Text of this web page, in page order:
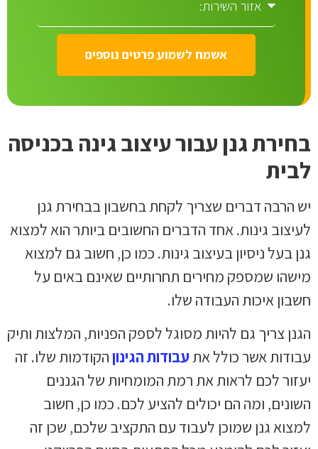
אשמח לשמוע פרטים נוספים
בחירת גנן עבור עיצוב גינה בכניסה
לבית
יש הרבה דברים שצריך לקחת בחשבון בבחירת גנן
לעיצוב גינות. אחד הדברים החשובים ביותר הוא למצוא
גנן בעל ניסיון בעיצוב גינות. כמו כן, חשוב גם למצוא
מישהו שמספק מחירים תחרותיים שאינם באים על
חשבון איכות העבודה שלו.
הגנן צריך גם להיות מסוגל לספק הפניות, המלצות ותיק
עבודות אשר כולל אתעבודות הגינוןהקודמות שלו. זה
יעזור לכם לראות את רמת המומחיות של הגננים
השונים, ומה הם יכולים להציע לכם. כמו כן, חשוב
למצוא גנן שמוכן לעבוד עם התקציב שלכם, שכן זה